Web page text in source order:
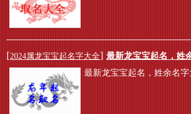
[2024属龙宝宝起名字大全] 最新龙宝宝起名，姓
最新龙宝宝起名，姓余名